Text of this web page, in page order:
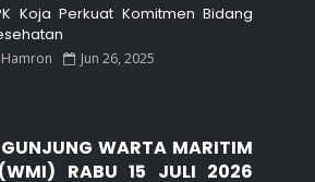
Koja Perkuat Komitmen Bidang
Hamron Jun 26, 2025
WARTA MARITIM
RABU 15 JULI 2026